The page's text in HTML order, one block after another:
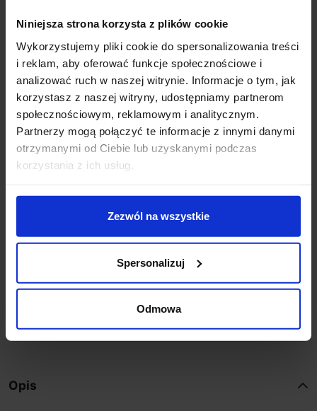
Niniejsza strona korzysta z plików cookie
Wykorzystujemy pliki cookie do spersonalizowania treści
i reklam, aby oferować funkcje społecznościowe i
analizować ruch w naszej witrynie. Informacje o tym, jak
korzystasz z naszej witryny, udostępniamy partnerom
społecznościowym, reklamowym i analitycznym.
Partnerzy mogą połączyć te informacje z innymi danymi
otrzymanymi od Ciebie lub uzyskanymi podczas
korzystania z ich usług.
Zezwól na wszystkie
Spersonalizuj
Odmowa
Wsparcie techniczne
Jeśli masz pytania lub potrzebujesz pomocy, zadzwoń
lub napisz do nas: pracujemy od 8:00 do 18:00,
odpowiedzi na e-maile od 8:00 do 22:00.
phone +48 694 000 777,+48 799 220 777
email sklep@salonled.pl
Opis